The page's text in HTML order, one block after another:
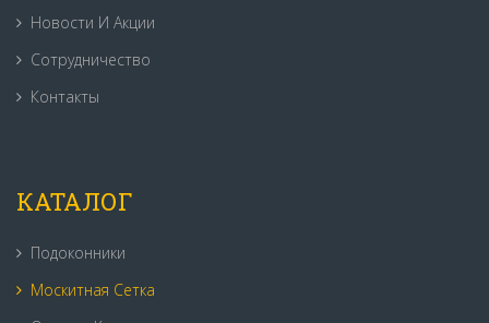
Новости И Акции
Сотрудничество
Контакты
КАТАЛОГ
Подоконники
Москитная Сетка